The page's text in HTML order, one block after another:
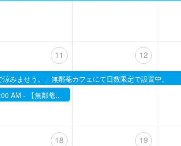
涼みませう。」無鄰菴カフェにて日数限定で設置中。
11
AM - 【無鄰菴】季節の限定茶菓子席～二十四節気にあわせて～「立秋」
12
18 19